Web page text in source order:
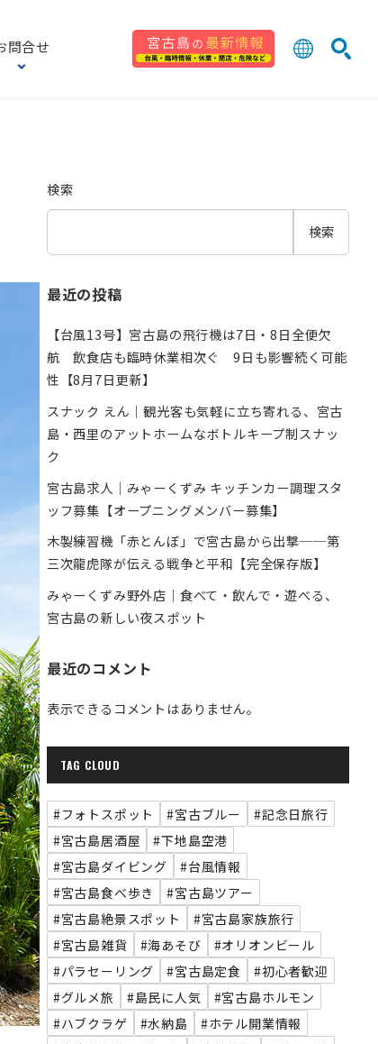
問合せ
検索
検索
最近の投稿
【台風13号】宮古島の飛行機は7日・8日全便欠
航 飲食店も臨時休業相次ぐ 9日も影響続く可能
性【8月7日更新】
スナック えん｜観光客も気軽に立ち寄れる、宮古
島・西里のアットホームなボトルキープ制スナッ
ク
宮古島求人｜みゃーくずみ キッチンカー調理スタ
ッフ募集【オープニングメンバー募集】
木製練習機「赤とんぼ」で宮古島から出撃──第
三次龍虎隊が伝える戦争と平和【完全保存版】
みゃーくずみ野外店｜食べて・飲んで・遊べる、
宮古島の新しい夜スポット
最近のコメント
表示できるコメントはありません。
TAG CLOUD
#フォトスポット #宮古ブルー
#記念日旅行
#宮古島居酒屋
#下地島空港
#宮古島ダイビング
#台風情報
#宮古島食べ歩き
#宮古島ツアー
#宮古島絶景スポット
#宮古島家族旅行
#宮古島雑貨
#海あそび
#オリオンビール
#パラセーリング
#宮古島定食
#初心者歓迎
#グルメ旅
#島民に人気
#宮古島ホルモン
#ハブクラゲ
#水納島
#ホテル開業情報